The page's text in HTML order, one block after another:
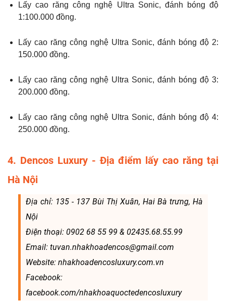
Lấy cao răng công nghệ Ultra Sonic, đánh bóng độ
1:100.000 đồng.
Lấy cao răng công nghệ Ultra Sonic, đánh bóng độ 2:
150.000 đồng.
Lấy cao răng công nghệ Ultra Sonic, đánh bóng độ 3:
200.000 đồng.
Lấy cao răng công nghệ Ultra Sonic, đánh bóng độ 4:
250.000 đồng.
4. Dencos Luxury - Địa điểm lấy cao răng tại
Hà Nội
Địa chỉ: 135 - 137 Bùi Thị Xuân, Hai Bà trưng, Hà
Nội
Điện thoại: 0902 68 55 99 & 02435.68.55.99
Email: tuvan.nhakhoadencos@gmail.com
Website: nhakhoadencosluxury.com.vn
Facebook:
facebook.com/nhakhoaquoctedencosluxury